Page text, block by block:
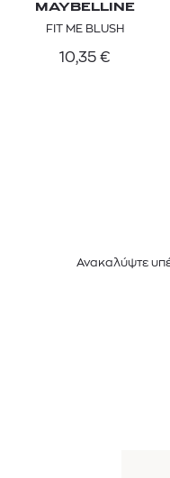
MAYBELLINE
FIT ME BLUSH
10,35 €
Ανακαλύψτε